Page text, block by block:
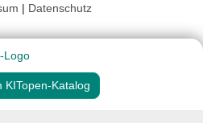
| Datenschutz
KITopen-Katalog